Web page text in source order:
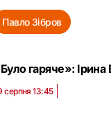
Павло Зібров
гаряче»: Ірина
серпня 13:45